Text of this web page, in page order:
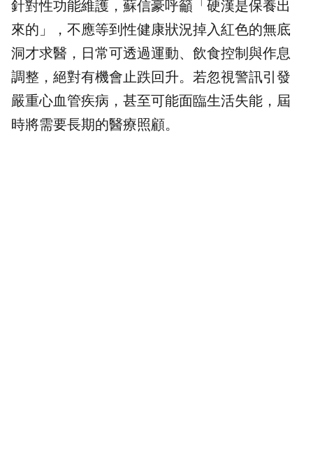
針對性功能維護，蘇信豪呼籲「硬漢是保養出
來的」，不應等到性健康狀況掉入紅色的無底
洞才求醫，日常可透過運動、飲食控制與作息
調整，絕對有機會止跌回升。若忽視警訊引發
嚴重心血管疾病，甚至可能面臨生活失能，屆
時將需要長期的醫療照顧。